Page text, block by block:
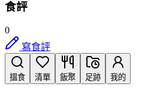
食評
0
寫食評
搵食 清單 飯聚 足跡 我的